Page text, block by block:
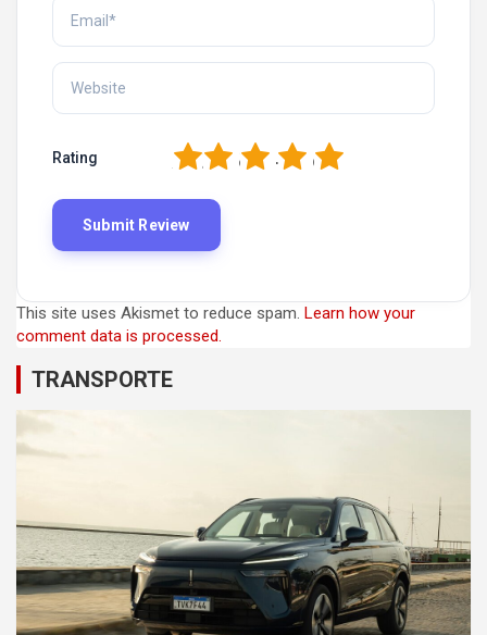
Rating 5
4
3
2
This site uses Akismet to reduce spam. Learn how your
comment data is processed.
TRANSPORTE